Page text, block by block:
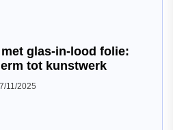
glas-in-lood folie:
tot kunstwerk
11/2025